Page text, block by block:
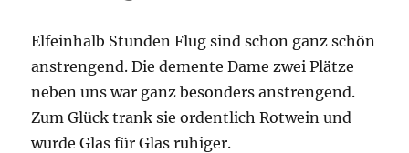
Elfeinhalb Stunden Flug sind schon ganz schön
anstrengend. Die demente Dame zwei Plätze
neben uns war ganz besonders anstrengend.
Zum Glück trank sie ordentlich Rotwein und
wurde Glas für Glas ruhiger.